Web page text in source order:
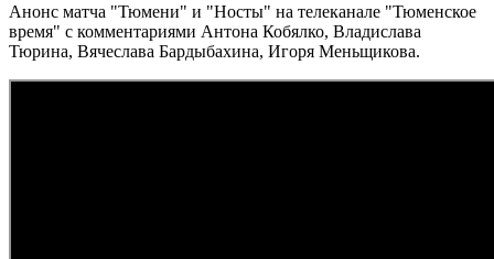
Анонс матча "Тюмени" и "Носты" на телеканале "Тюменское
время" с комментариями Антона Кобялко, Владислава
Тюрина, Вячеслава Бардыбахина, Игоря Меньщикова.